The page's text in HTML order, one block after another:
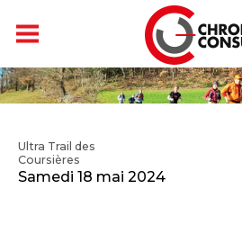
Ultra Trail des
Coursières
Samedi 18 mai 2024